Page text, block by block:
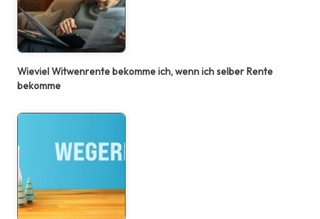
Wieviel Witwenrente bekomme ich, wenn ich selber Rente
bekomme